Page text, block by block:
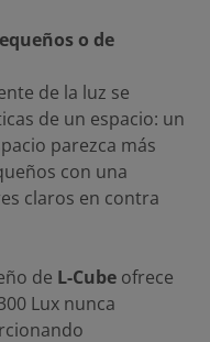
o de
de la luz se
de un espacio: un
parezca más
con una
claros en contra
de L-Cube ofrece
Lux nunca